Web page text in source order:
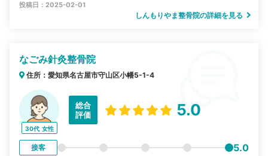
投稿日：2025-02-01
しんもりやま整骨院の詳細を見る
なごみ針灸整骨院
住所：愛知県名古屋市守山区小幡5-1-4
30代 女性
総合
評価
5.0
接客 5.0